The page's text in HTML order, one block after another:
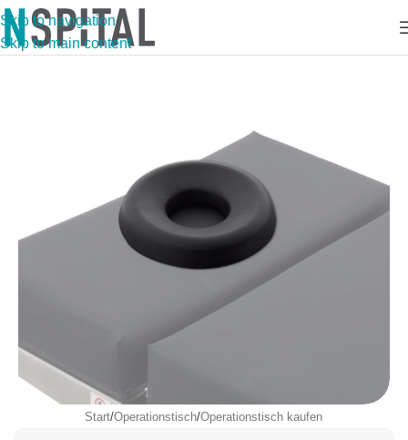
Skip to navigation
Skip to main content
Start/Operationstisch/Operationstisch kaufen